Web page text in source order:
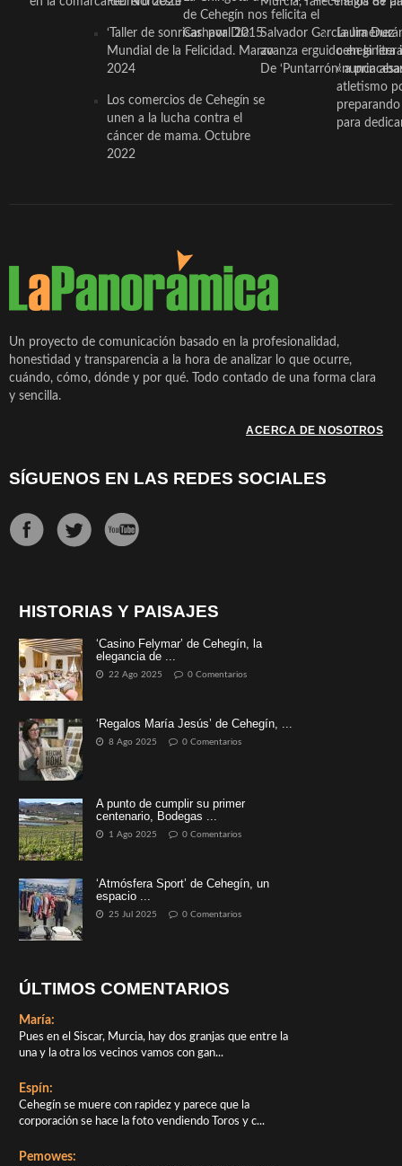
‘Taller de sonrisas’ por Día
Mundial de la Felicidad. Marzo
2024
Los comercios de Cehegín se
unen a la lucha contra el
cáncer de mama. Octubre
2022
de Cehegín nos felicita el
Carnaval 2015Salvador García Jiménez
avanza erguido en la
De ‘Puntarrón’ a
Laura
ceheginera
«nunca
atletismo
para
Un proyecto de comunicación basado en la profesionalidad,
honestidad y transparencia a la hora de analizar lo que ocurre,
cuándo, cómo, dónde y por qué. Todo contado de una forma clara
y sencilla.
ACERCA DE NOSOTROS
SÍGUENOS EN LAS REDES SOCIALES
HISTORIAS Y PAISAJES
‘Casino Felymar’ de Cehegín, la
elegancia de ...
22 Ago 2025 0 Comentarios
‘Regalos María Jesús’ de Cehegín, ...
8 Ago 2025 0 Comentarios
A punto de cumplir su primer
centenario, Bodegas ...
1 Ago 2025 0 Comentarios
‘Atmósfera Sport’ de Cehegín, un
espacio ...
25 Jul 2025 0 Comentarios
ÚLTIMOS COMENTARIOS
María:
Pues en el Siscar, Murcia, hay dos granjas que entre la
una y la otra los vecinos vamos con gan...
Espín:
Cehegín se muere con rapidez y parece que la
corporación se hace la foto vendiendo Toros y c...
Pemowes: